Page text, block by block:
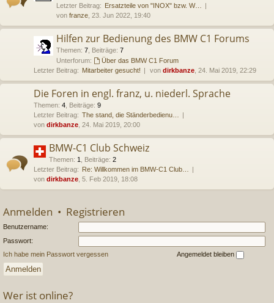
Letzter Beitrag: Ersatzteile von "INOX" bzw. W…
von franze , 23. Jun 2022, 19:40
Hilfen zur Bedienung des BMW C1 Forums
Themen: 7 Beiträge: 7
Unterforum:
Über das BMW C1 Forum
Letzter Beitrag: Mitarbeiter gesucht! von dirkbanze , 24. Mai 2019, 22:29
Die Foren in engl. franz, u. niederl. Sprache
Themen: 4 Beiträge: 9
Letzter Beitrag: The stand, die Ständerbedienu…
von dirkbanze , 24. Mai 2019, 20:00
BMW-C1 Club Schweiz
Themen: 1 Beiträge: 2
Letzter Beitrag: Re: Willkommen im BMW-C1 Club…
von dirkbanze , 5. Feb 2019, 18:08
Anmelden • Registrieren
Benutzername:
Passwort:
Ich habe mein Passwort vergessen
Angemeldet bleiben
Wer ist online?